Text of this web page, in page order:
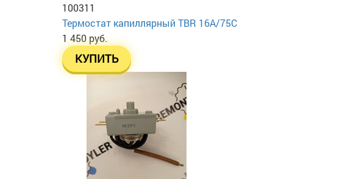
100311
Термостат капиллярный TBR 16A/75C
1 450 руб.
КУПИТЬ